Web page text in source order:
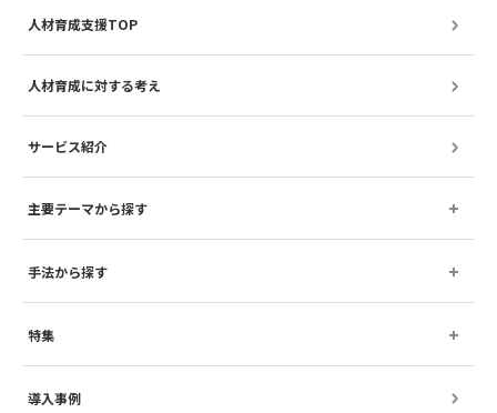
人材育成支援TOP
人材育成に対する考え
サービス紹介
主要テーマから探す
手法から探す
特集
導入事例